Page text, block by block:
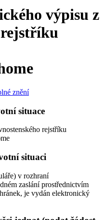
výpisu z
rejstříku
znění
situace
rejstříku
situaci
v rozhraní
zaslání prostřednictvím
je vydán elektronický